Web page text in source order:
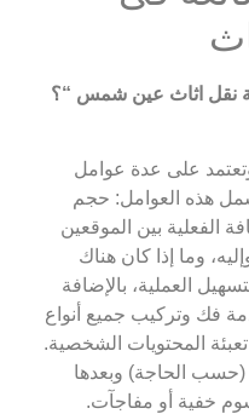
“؟
وتعتمد على عدة عوامل
هذه العوامل: حجم
الفعلية بين الموقعين
وما إذا كان هناك
العملية، بالإضافة
فك وتركيب جميع أنواع
المحتويات الشخصية.
(حسب الحاجة) وبعدها
خفية أو مفاجآت.